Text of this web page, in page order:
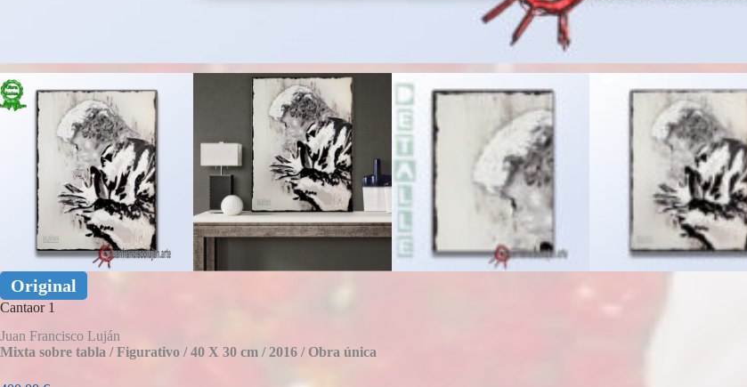
Original
Cantaor 1
Juan Francisco Luján
Mixta sobre tabla /Figurativo /40 X 30 cm /2016 / Obra única